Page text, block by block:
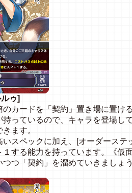
ゥ]
カードを「契約」置き場に置け
持っているので、キャラを登場し
ます。
スペックに加え、[オーダース
する能力を持っています。《仮
つつ「契約」を溜めていきましょ